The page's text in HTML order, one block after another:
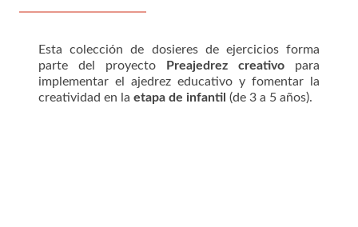
Esta colección de dosieres de ejercicios forma
parte del proyecto
Preajedrez creativo para
implementar el ajedrez educativo y fomentar la
creatividad en la etapa de infantil (de 3 a 5 años).